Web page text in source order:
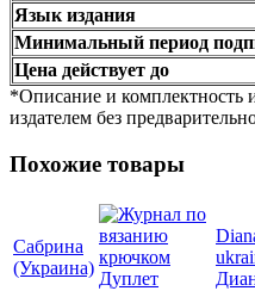
Язык издания
Минимальный период
Цена действует до
*Описание и комплектность
издателем без
Похожие товары
Сабрина
(Украина)
Дуплет